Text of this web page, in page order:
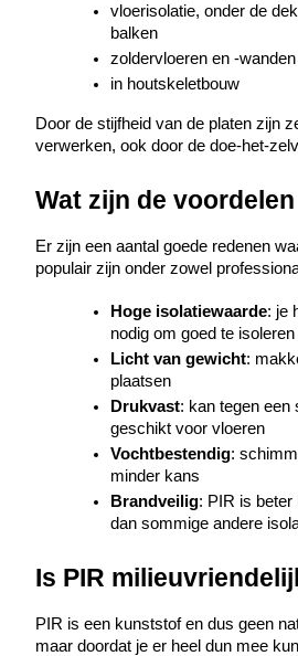
vloerisolatie, onder de
balken
zoldervloeren en -wanden
in houtskeletbouw
Door de stijfheid van de platen zijn
verwerken, ook door de doe-het-
Wat zijn de
Er zijn een aantal goede redenen
populair zijn onder zowel
Hoge isolatiewaarde: je
nodig om goed te isoleren
Licht van gewicht:
plaatsen
Drukvast: kan tegen een
geschikt voor vloeren
Vochtbestendig:
minder kans
Brandveilig: PIR is beter
dan sommige andere
Is PIR
PIR is een kunststof en dus geen
maar doordat je er heel dun mee